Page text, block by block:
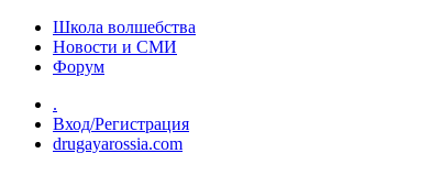
Перейти к основному содержанию
Школа волшебства
Новости и СМИ
Форум
.
Вход/Регистрация
drugayarossia.com